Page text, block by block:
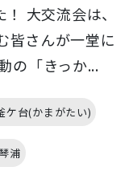
大交流会は、
皆さんが一堂に
の「きっか...
ケ台(かまがたい)
浦